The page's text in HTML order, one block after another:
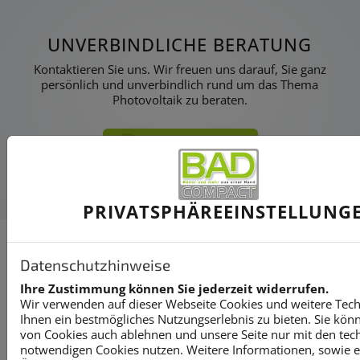
UNVERBINDLICHE BERATUNG
Kontaktieren Sie uns. Wir freuen uns darauf, Sie ganz
persönlich und unverbindlich rund um das Thema
Photovoltaik zu beraten.
Jetzt beraten lassen
WAS IST PHOTOVOLTAIK UND WIE
FUNKTIONIERT EINE
PHOTOVOLTAIKANLAGE?
Datenschutzhinweise
Ihre Zustimmung können Sie jederzeit widerrufen.
Wir verwenden auf dieser Webseite Cookies und weitere
Ihnen ein bestmögliches Nutzungserlebnis zu bieten. Sie
von Cookies auch ablehnen und unsere Seite nur mit den
notwendigen Cookies nutzen. Weitere Informationen, sowie